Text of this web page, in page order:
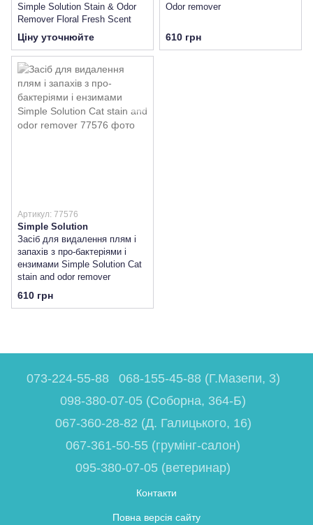
Simple Solution Stain & Odor
Remover Floral Fresh Scent
Ціну уточнюйте
Odor remover
610 грн
Артикул: 77576
Simple Solution
Засіб для видалення плям і
запахів з про-бактеріями і
ензимами Simple Solution Cat
stain and odor remover
610 грн
073-224-55-88
068-155-45-88 (Г.Мазепи, 3)
098-380-07-05 (Соборна, 364-Б)
067-360-28-82 (Д. Галицького, 16)
067-361-50-55 (грумінг-салон)
095-380-07-05 (ветеринар)
Контакти
Повна версія сайту